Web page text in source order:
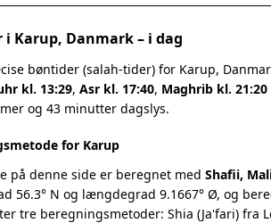
i Karup, Danmark – i dag
bøntider (salah-tider) for Karup,
kl. 13:29, Asr kl. 17:40, Maghrib kl. 21:20
og 43 minutter dagslys.
for Karup
på denne side er beregnet med Shafii,
56.3° N og længdegrad 9.1667° Ø, og
tre beregningsmetoder: Shia (Ja'fari) fra